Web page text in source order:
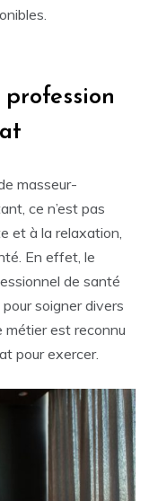
masseur-
ce n’est pas
et à la relaxation,
En effet, le
de santé
soigner divers
métier est reconnu
pour exercer.